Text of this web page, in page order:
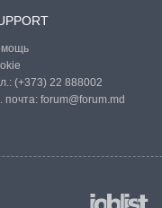
(+373) 22 888002
почта: forum@forum.md